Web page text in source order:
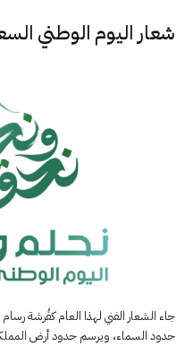
شعار اليوم الوطني
جاء الشعار الفني لهذا العام كفُرشة
حدود السماء، ويرسم حدود أرض